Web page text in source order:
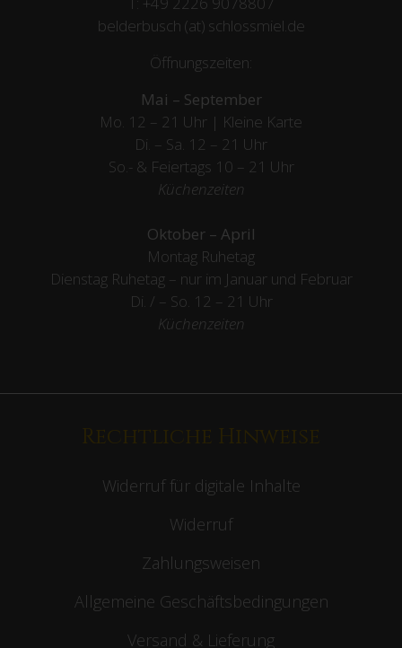
belderbusch (at) schlossmiel.de
Öffnungszeiten:
Mai – September
Mo. 12 – 21 Uhr | Kleine Karte
Di. – Sa. 12 – 21 Uhr
So.- & Feiertags 10 – 21 Uhr
Küchenzeiten
Oktober – April
Montag Ruhetag
Dienstag Ruhetag – nur im Januar und Februar
Di. / – So. 12 – 21 Uhr
Küchenzeiten
Rechtliche Hinweise
Widerruf für digitale Inhalte
Widerruf
Zahlungsweisen
Allgemeine Geschäftsbedingungen
Versand & Lieferung